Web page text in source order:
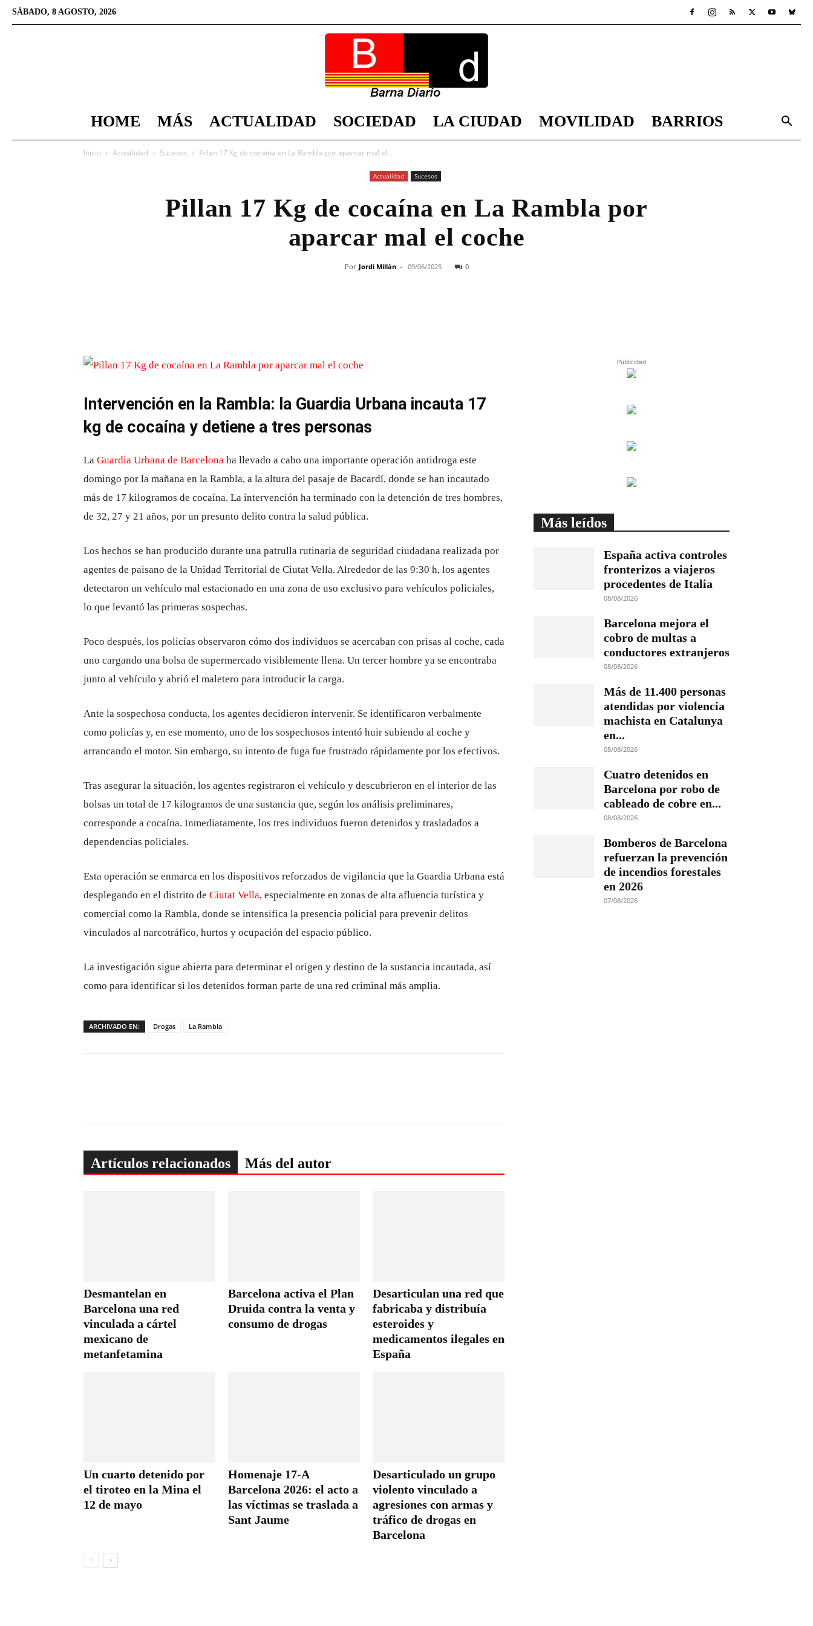
SÁBADO, 8 AGOSTO, 2026
Diario
HOME MÁS ACTUALIDAD SOCIEDAD LA CIUDAD MOVILIDAD BARRIOS
Inicio Actualidad Sucesos Pillan 17 Kg de cocaína en La Rambla por aparcar mal el...
Actualidad Sucesos
Pillan 17 Kg de cocaína en La Rambla por
aparcar mal el coche
Por Jordi Millán - 09/06/2025 0
Intervención en la Rambla: la Guardia Urbana incauta 17
kg de cocaína y detiene a tres personas
La Guardia Urbana de Barcelona ha llevado a cabo una importante operación antidroga este
domingo por la mañana en la Rambla, a la altura del pasaje de Bacardí, donde se han incautado
más de 17 kilogramos de cocaína. La intervención ha terminado con la detención de tres hombres,
de 32, 27 y 21 años, por un presunto delito contra la salud pública.
Los hechos se han producido durante una patrulla rutinaria de seguridad ciudadana realizada por
agentes de paisano de la Unidad Territorial de Ciutat Vella. Alrededor de las 9:30 h, los agentes
detectaron un vehículo mal estacionado en una zona de uso exclusivo para vehículos policiales,
lo que levantó las primeras sospechas.
Poco después, los policías observaron cómo dos individuos se acercaban con prisas al coche, cada
uno cargando una bolsa de supermercado visiblemente llena. Un tercer hombre ya se encontraba
junto al vehículo y abrió el maletero para introducir la carga.
Ante la sospechosa conducta, los agentes decidieron intervenir. Se identificaron verbalmente
como policías y, en ese momento, uno de los sospechosos intentó huir subiendo al coche y
arrancando el motor. Sin embargo, su intento de fuga fue frustrado rápidamente por los efectivos.
Tras asegurar la situación, los agentes registraron el vehículo y descubrieron en el interior de las
bolsas un total de 17 kilogramos de una sustancia que, según los análisis preliminares,
corresponde a cocaína. Inmediatamente, los tres individuos fueron detenidos y trasladados a
dependencias policiales.
Esta operación se enmarca en los dispositivos reforzados de vigilancia que la Guardia Urbana está
desplegando en el distrito de Ciutat Vella, especialmente en zonas de alta afluencia turística y
comercial como la Rambla, donde se intensifica la presencia policial para prevenir delitos
vinculados al narcotráfico, hurtos y ocupación del espacio público.
La investigación sigue abierta para determinar el origen y destino de la sustancia incautada, así
como para identificar si los detenidos forman parte de una red criminal más amplia.
ARCHIVADO EN: Drogas La Rambla
Artículos relacionados Más del autor
Desmantelan en
Barcelona una red
vinculada a cártel
mexicano de
metanfetamina
Barcelona activa el Plan
Druida contra la venta y
consumo de drogas
Desarticulan una red que
fabricaba y distribuía
esteroides y
medicamentos ilegales en
España
Un cuarto detenido por
el tiroteo en la Mina el
12 de mayo
Homenaje 17-A
Barcelona 2026: el acto a
las víctimas se traslada a
Sant Jaume
Desarticulado un grupo
violento vinculado a
agresiones con armas y
tráfico de drogas en
Barcelona
Publicidad
Más leídos
España activa controles
fronterizos a viajeros
procedentes de Italia
08/08/2026
Barcelona mejora el
cobro de multas a
conductores extranjeros
08/08/2026
Más de 11.400 personas
atendidas por violencia
machista en Catalunya
en...
08/08/2026
Cuatro detenidos en
Barcelona por robo de
cableado de cobre en...
08/08/2026
Bomberos de Barcelona
refuerzan la prevención
de incendios forestales
en 2026
07/08/2026